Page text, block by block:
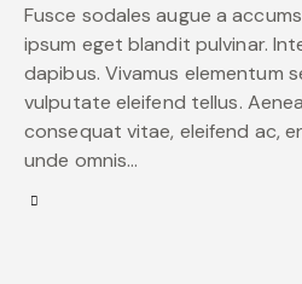
Fusce sodales augue a
ipsum eget blandit pulvinar.
dapibus. Vivamus elementum
vulputate eleifend tellus.
consequat vitae, eleifend ac,
unde omnis…